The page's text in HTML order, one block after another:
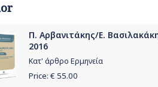
Π. Αρβανιτάκης/Ε.
2016
Κατ' άρθρο Ερμηνεία
Price: € 55.00